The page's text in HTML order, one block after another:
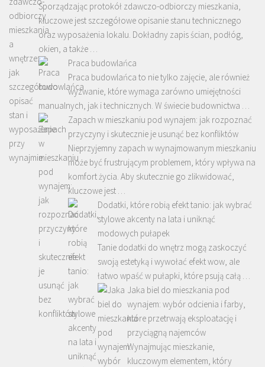
Sporządzając protokół zdawczo-odbiorczy mieszkania,
kluczowe jest szczegółowe opisanie stanu technicznego
oraz wyposażenia lokalu. Dokładny zapis ścian, podłóg,
okien, a także …
Praca budowlańca
Praca budowlańca to nie tylko zajęcie, ale również
wyzwanie, które wymaga zarówno umiejętności
manualnych, jak i technicznych. W świecie budownictwa …
Zapach w mieszkaniu pod wynajem: jak rozpoznać
przyczyny i skutecznie je usunąć bez konfliktów
Nieprzyjemny zapach w wynajmowanym mieszkaniu
może być frustrującym problemem, który wpływa na
komfort życia. Aby skutecznie go zlikwidować,
kluczowe jest …
Dodatki, które robią efekt tanio: jak wybrać
stylowe akcenty na lata i uniknąć
modowych pułapek
Tanie dodatki do wnętrz mogą zaskoczyć
swoją estetyką i wywołać efekt wow, ale
łatwo wpaść w pułapki, które psują całą …
Jaka biel do mieszkania pod
wynajem: wybór odcienia i farby,
które przetrwają eksploatację i
przyciągną najemców
Wynajmując mieszkanie,
kluczowym elementem, który